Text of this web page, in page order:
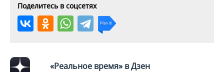
Поделитесь в соцсетях
«Реальное время» в Дзен